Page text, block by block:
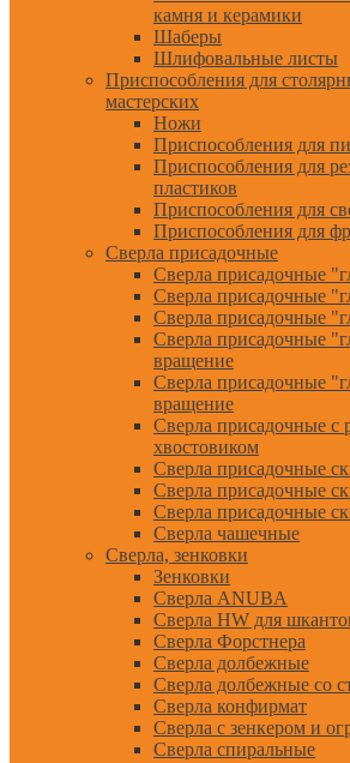
камня и керамики
Шаберы
Шлифовальные листы
Приспособления для
мастерских
Ножи
Приспособления для
Приспособления для
пластиков
Приспособления для
Приспособления для
Сверла присадочные
Сверла присадочные
Сверла присадочные
Сверла присадочные
Сверла присадочные
вращение
Сверла присадочные
вращение
Сверла присадочные с
хвостовиком
Сверла присадочные
Сверла присадочные
Сверла присадочные
Сверла чашечные
Сверла, зенковки
Зенковки
Сверла ANUBA
Сверла HW для
Сверла Форстнера
Сверла долбежные
Сверла долбежные со
Сверла конфирмат
Сверла с зенкером и
Сверла спиральные